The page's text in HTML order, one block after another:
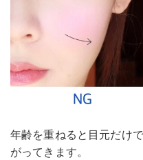
年齢を重ねると目元だけ
がってきます。